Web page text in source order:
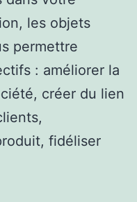
les objets
permettre
: améliorer la
créer du lien
fidéliser